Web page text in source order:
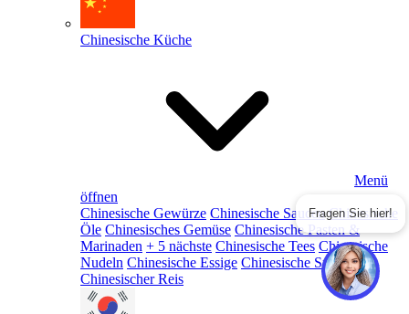
Chinesische Küche
Menü
öffnen
Chinesische Gewürze Chinesische Saucen Chinesische
Öle Chinesisches Gemüse Chinesische Pasten &
Marinaden + 5 nächste Chinesische Tees Chinesische
Nudeln Chinesische Essige Chinesische Snacks
Chinesischer Reis
Fragen Sie hier!